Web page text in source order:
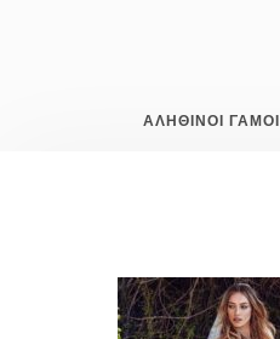
ΑΛΗΘΙΝΟΙ ΓΑΜΟΙ